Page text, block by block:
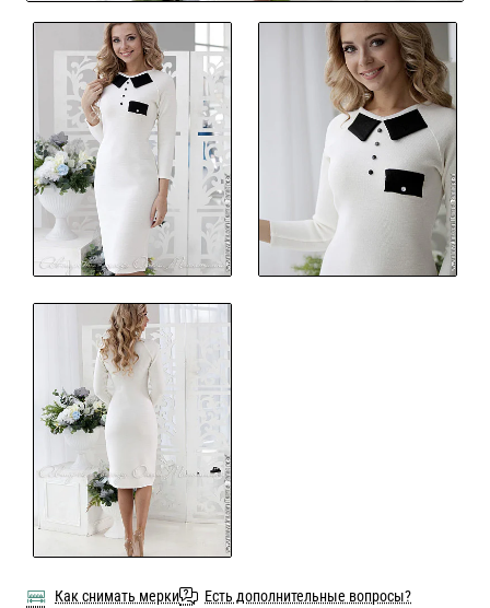
Как снимать мерки Есть дополнительные вопросы?